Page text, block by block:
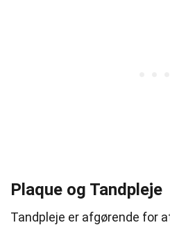
Plaque og Tandpleje
Tandpleje er afgørende for